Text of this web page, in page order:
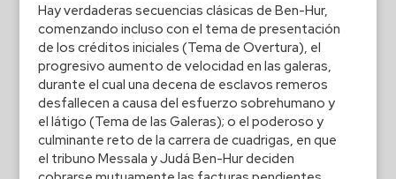
Hay verdaderas secuencias clásicas de Ben-Hur,
comenzando incluso con el tema de presentación
de los créditos iniciales (Tema de Overtura), el
progresivo aumento de velocidad en las galeras,
durante el cual una decena de esclavos remeros
desfallecen a causa del esfuerzo sobrehumano y
el látigo (Tema de las Galeras); o el poderoso y
culminante reto de la carrera de cuadrigas, en que
el tribuno Messala y Judá Ben-Hur deciden